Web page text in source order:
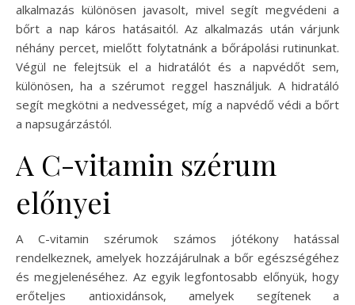
alkalmazás különösen javasolt, mivel segít megvédeni a
bőrt a nap káros hatásaitól. Az alkalmazás után várjunk
néhány percet, mielőtt folytatnánk a bőrápolási rutinunkat.
Végül ne felejtsük el a hidratálót és a napvédőt sem,
különösen, ha a szérumot reggel használjuk. A hidratáló
segít megkötni a nedvességet, míg a napvédő védi a bőrt
a napsugárzástól.
A C-vitamin szérum
előnyei
A C-vitamin szérumok számos jótékony hatással
rendelkeznek, amelyek hozzájárulnak a bőr egészségéhez
és megjelenéséhez. Az egyik legfontosabb előnyük, hogy
erőteljes antioxidánsok, amelyek segítenek a